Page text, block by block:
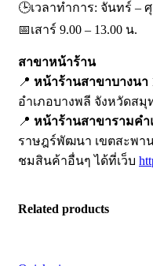
🕒เวลาทำการ: จันทร์ – ศุ
📅เสาร์ 9.00 – 13.00 น.
สาขาหน้าร้าน
📍 หน้าร้านสาขาบางนา
อำเภอบางพลี จังหวัดสมุ
📍 หน้าร้านสาขารามคำ
ราษฎร์พัฒนา เขตสะพา
ชมสินค้าอื่นๆ ได้ที่เว็บ
Related products